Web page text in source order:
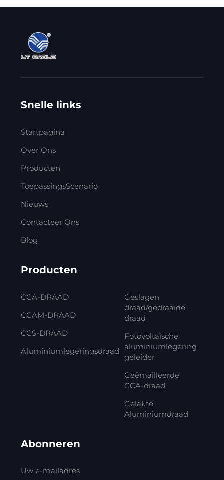
Snelle links
Startpagina
Over Ons
Producten
ToepassingsScenario
Nieuws
Contacteer Ons
Blog
Producten
CCA-DRAAD
CCAM-DRAAD
CCS-DRAAD
Aluminiumlegeringsdraad
Geslagen
draad/gedraaide
draad
Fotovoltaïsche
aluminiumlegering
geleider
Geëmailleerde
CCA-draad
Gelakte
Aluminiumdraad
Abonneren
Uw e-mailadres